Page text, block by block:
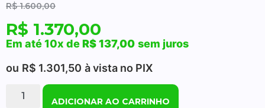
R$1.600,00
R$ 1.370,00
Em até 10x deR$137,00 sem juros
ou R$ 1.301,50 à vista no PIX
ADICIONAR AO CARRINHO